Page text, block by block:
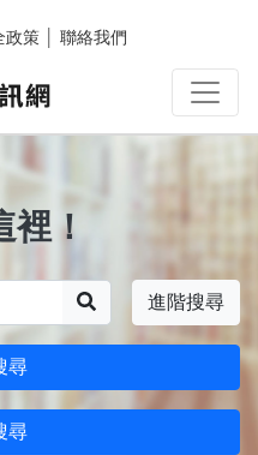
政策 聯絡我們
！
進階搜尋
尋
尋